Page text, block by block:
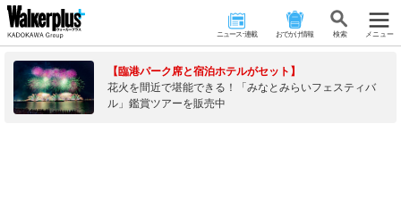
ニュース･連載 おでかけ情報 検 索 メニュー
【臨港パーク席と宿泊ホテルがセット】
花火を間近で堪能できる！「みなとみらいフェスティバ
ル」鑑賞ツアーを販売中